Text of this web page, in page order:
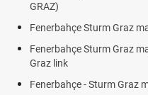
GRAZ)
Fenerbahçe Sturm Graz
Fenerbahçe Sturm Graz
Graz link
Fenerbahçe - Sturm Graz